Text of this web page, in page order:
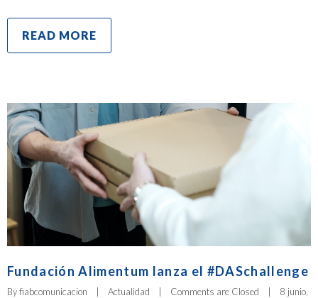
READ MORE
Fundación Alimentum lanza el #DASchallenge
By fiabcomunicacion | Actualidad | Comments are Closed |
8 junio,